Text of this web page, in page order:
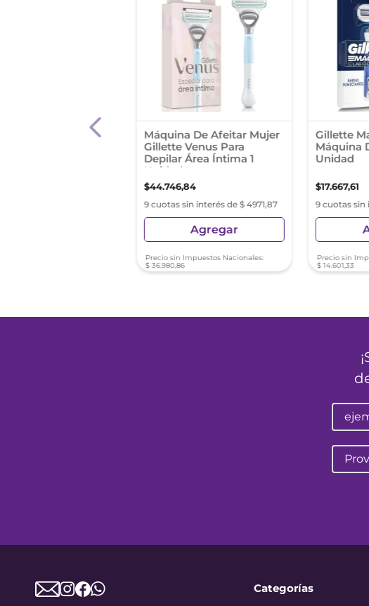
Depimiel
Máquina De Afeitar Mujer
Gillette Venus Para
Depilar Área Íntima 1
Unidad
$44.746,84
9 cuotas sin interés de $ 4971,87
Agregar
Precio sin Impuestos Nacionales:
$ 36.980,86
Gillette
Máquina
Unidad
$17.667,61
9 cuotas sin
Precio sin
$ 14.601,33
Categorías